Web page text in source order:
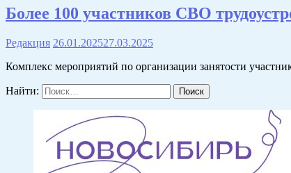
Более 100 участников СВО
Редакция 26.01.202527.03.2025
Комплекс мероприятий по организации занятости
Найти: